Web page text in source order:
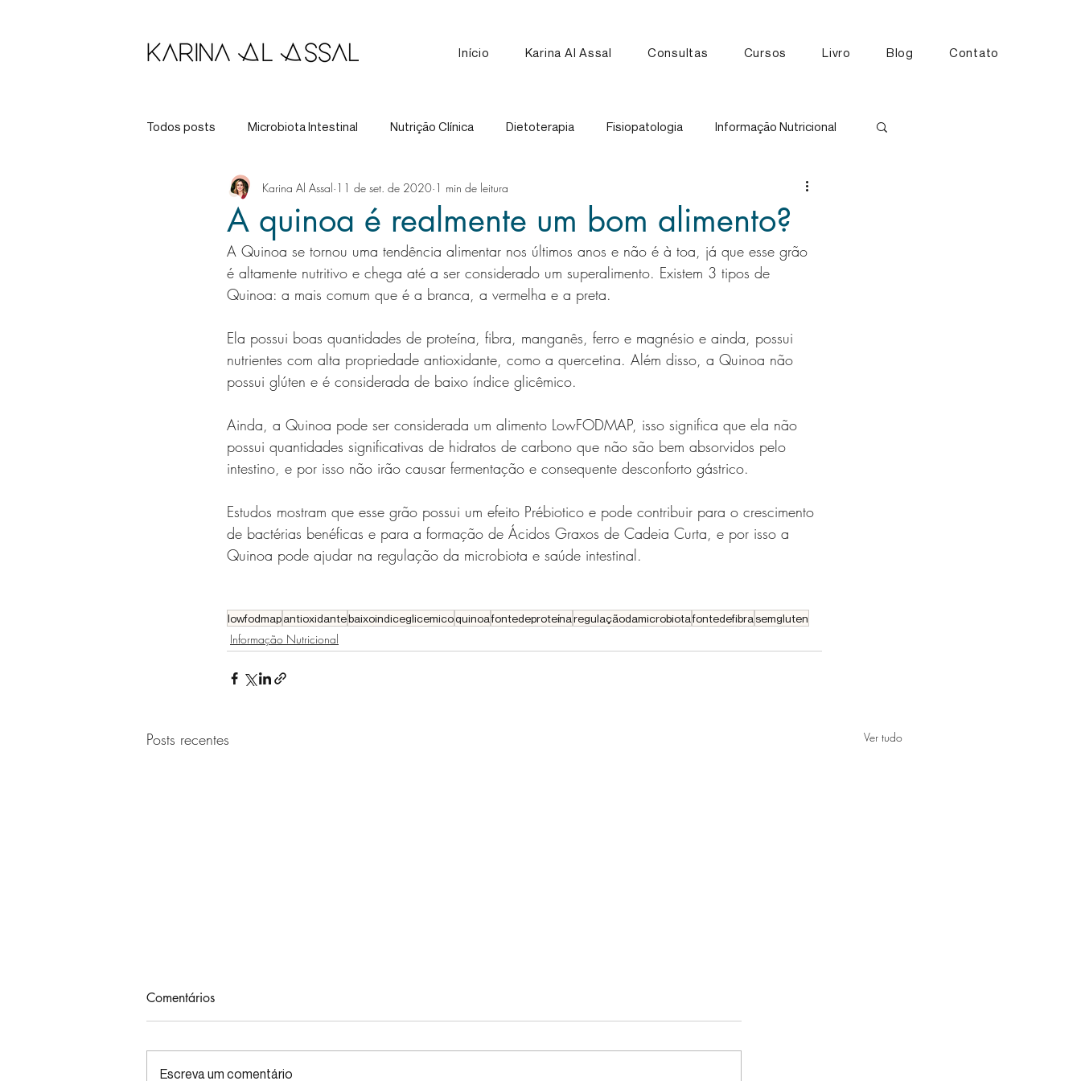
Início Karina Al Assal Consultas Cursos Livro Blog Contato
Todos posts Microbiota Intestinal Nutrição Clínica Dietoterapia Fisiopatologia Informação Nutricional
Longevidade Tratamento Nutrição Esportiva
A quinoa é realmente um bom alimento?
Karina Al Assal 11 de set. de 2020 1 min de leitura
A Quinoa se tornou uma tendência alimentar nos últimos anos e não é à toa, já que esse grão
é altamente nutritivo e chega até a ser considerado um superalimento. Existem 3 tipos de
Quinoa: a mais comum que é a branca, a vermelha e a preta.
Ela possui boas quantidades de proteína, fibra, manganês, ferro e magnésio e ainda, possui
nutrientes com alta propriedade antioxidante, como a quercetina. Além disso, a Quinoa não
possui glúten e é considerada de baixo índice glicêmico.
Ainda, a Quinoa pode ser considerada um alimento LowFODMAP, isso significa que ela não
possui quantidades significativas de hidratos de carbono que não são bem absorvidos pelo
intestino, e por isso não irão causar fermentação e consequente desconforto gástrico.
Estudos mostram que esse grão possui um efeito Prébiotico e pode contribuir para o crescimento
de bactérias benéficas e para a formação de Ácidos Graxos de Cadeia Curta, e por isso a
Quinoa pode ajudar na regulação da microbiota e saúde intestinal.
lowfodmapantioxidantebaixoindiceglicemicoquinoafontedeproteínaregulaçãodamicrobiotafontedefibra semgluten
Informação Nutricional
Posts recentes Ver tudo
Comentários
Escreva um comentário